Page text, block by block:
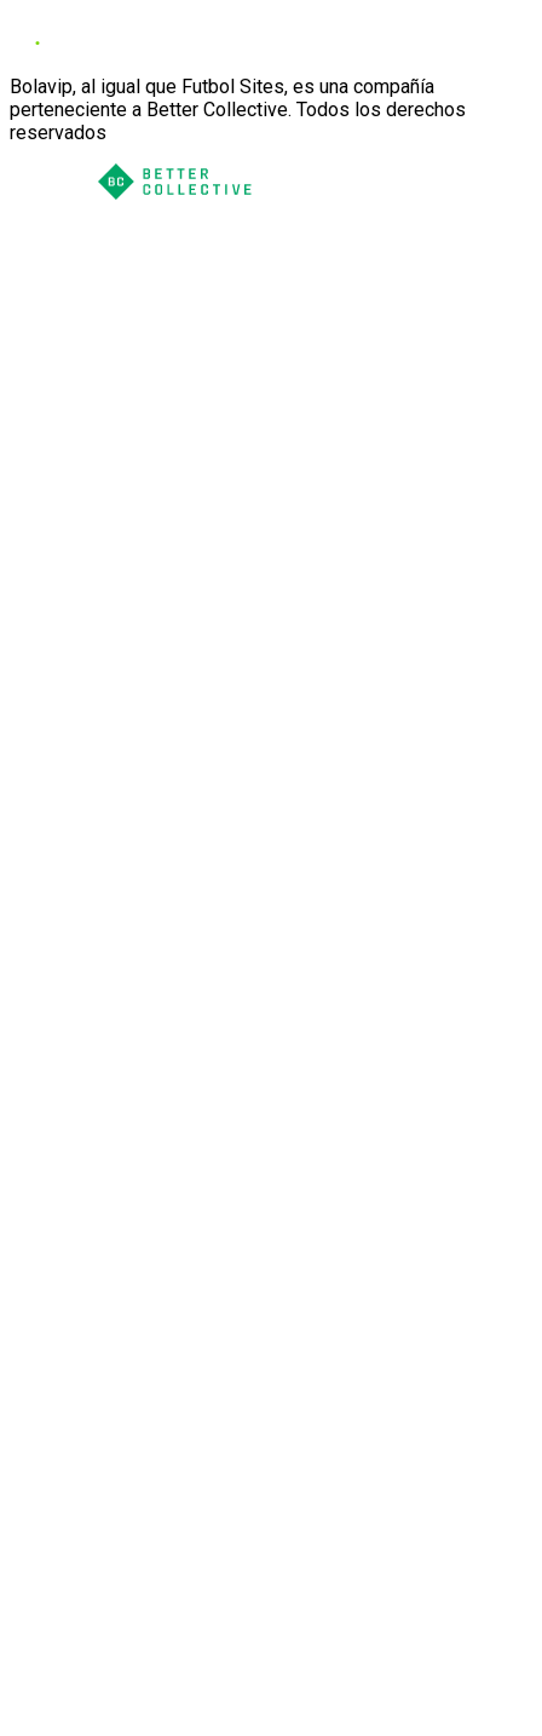
Bolavip, al igual que Futbol Sites, es una compañía
perteneciente a Better Collective. Todos los derechos
reservados